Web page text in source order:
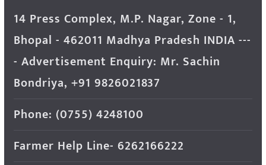
14 Press Complex, M.P. Nagar, Zone - 1,
Bhopal - 462011 Madhya Pradesh INDIA ---
- Advertisement Enquiry: Mr. Sachin
Bondriya, +91 9826021837
Phone: (0755) 4248100
Farmer Help Line- 6262166222